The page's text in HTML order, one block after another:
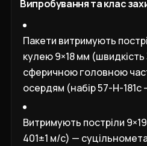
Випробування та клас
Пакети витримують
кулею 9×18 мм (швидкість
сферичною головною
осердям (набір 57-Н-
Витримують постріли
401±1 м/с) —